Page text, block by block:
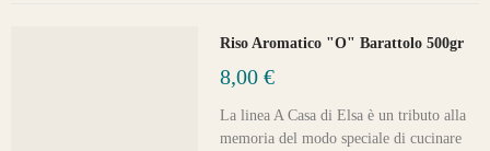
Riso Aromatico "O" Barattolo 500gr
8,00 €
La linea A Casa di Elsa è un tributo alla
memoria del modo speciale di cucinare